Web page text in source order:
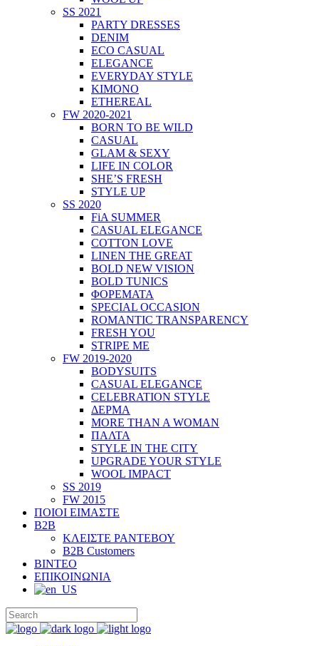
SS 2021
PARTY DRESSES
DENIM
ECO CASUAL
ELEGANCE
EVERYDAY STYLE
KIMONO
ETHEREAL
FW 2020-2021
BORN TO BE WILD
CASUAL
GLAM & SEXY
LIFE IN COLOR
SHE’S FRESH
STYLE UP
SS 2020
FiA SUMMER
CASUAL ELEGANCE
COTTON LOVE
LINEN THE GREAT
BOLD NEW VISION
BOLD TUNICS
ΦΟΡΕΜΑΤΑ
SPECIAL OCCASION
ROMANTIC TRANSPARENCY
FRESH YOU
STRIPE ME
FW 2019-2020
BODYSUITS
CASUAL ELEGANCE
CELEBRATION STYLE
ΔΕΡΜΑ
MORE THAN A WOMAN
ΠΑΛΤΑ
STYLE IN THE CITY
UPGRADE YOUR STYLE
WOOL IMPACT
SS 2019
FW 2015
ΠΟΙΟΙ ΕΙΜΑΣΤΕ
B2B
ΚΛΕΙΣΤΕ ΡΑΝΤΕΒΟΥ
B2B Customers
ΒΙΝΤΕΟ
ΕΠΙΚΟΙΝΩΝΙΑ